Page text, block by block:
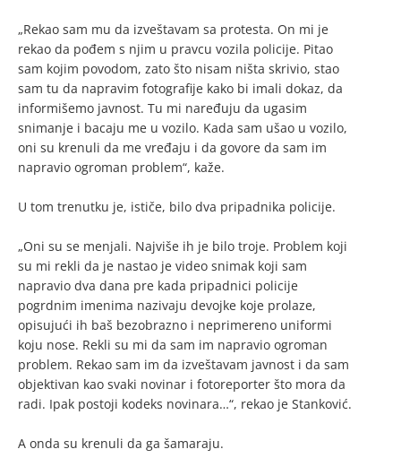
„Rekao sam mu da izveštavam sa protesta. On mi je
rekao da pođem s njim u pravcu vozila policije. Pitao
sam kojim povodom, zato što nisam ništa skrivio, stao
sam tu da napravim fotografije kako bi imali dokaz, da
informišemo javnost. Tu mi naređuju da ugasim
snimanje i bacaju me u vozilo. Kada sam ušao u vozilo,
oni su krenuli da me vređaju i da govore da sam im
napravio ogroman problem“, kaže.
U tom trenutku je, ističe, bilo dva pripadnika policije.
„Oni su se menjali. Najviše ih je bilo troje. Problem koji
su mi rekli da je nastao je video snimak koji sam
napravio dva dana pre kada pripadnici policije
pogrdnim imenima nazivaju devojke koje prolaze,
opisujući ih baš bezobrazno i neprimereno uniformi
koju nose. Rekli su mi da sam im napravio ogroman
problem. Rekao sam im da izveštavam javnost i da sam
objektivan kao svaki novinar i fotoreporter što mora da
radi. Ipak postoji kodeks novinara…“, rekao je Stanković.
A onda su krenuli da ga šamaraju.